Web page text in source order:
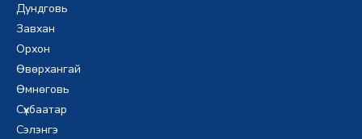
Дундговь
Завхан
Орхон
Өвөрхангай
Өмнөговь
Сүхбаатар
Сэлэнгэ